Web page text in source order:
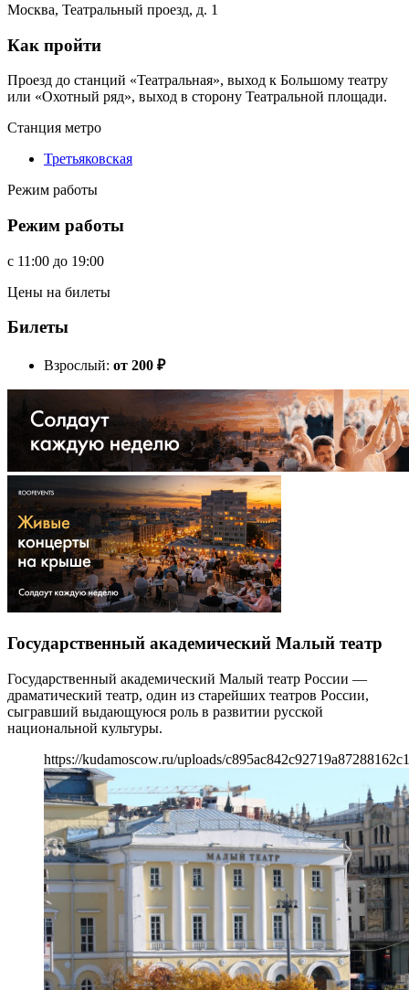
Москва, Театральный проезд, д. 1
Как пройти
Проезд до станций «Театральная», выход к Большому театру
или «Охотный ряд», выход в сторону Театральной площади.
Станция метро
Третьяковская
Режим работы
Режим работы
c 11:00 до 19:00
Цены на билеты
Билеты
Взрослый: от 200 ₽
Государственный академический Малый театр
Государственный академический Малый театр России —
драматический театр, один из старейших театров России,
сыгравший выдающуюся роль в развитии русской
национальной культуры.
https://kudamoscow.ru/uploads/